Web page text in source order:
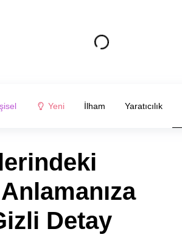
Yeni İlham Yaratıcılık
Detay